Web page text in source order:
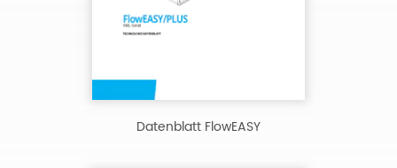
Datenblatt FlowEASY